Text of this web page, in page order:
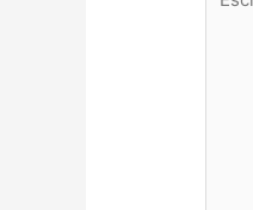
aquí...